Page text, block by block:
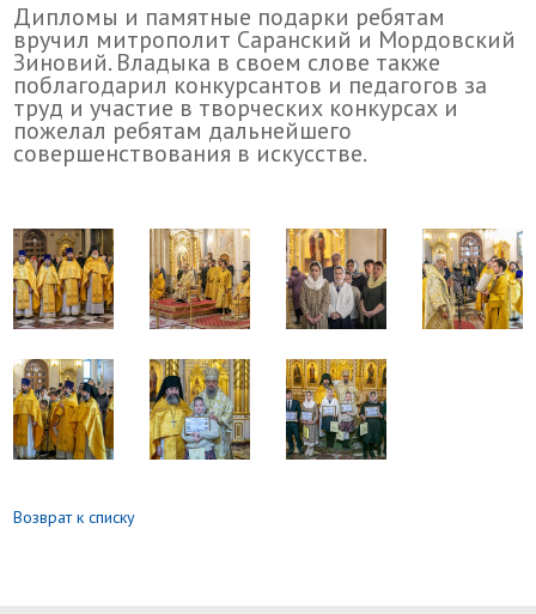
Дипломы и памятные подарки ребятам
вручил митрополит Саранский и Мордовский
Зиновий. Владыка в своем слове также
поблагодарил конкурсантов и педагогов за
труд и участие в творческих конкурсах и
пожелал ребятам дальнейшего
совершенствования в искусстве.
Возврат к списку